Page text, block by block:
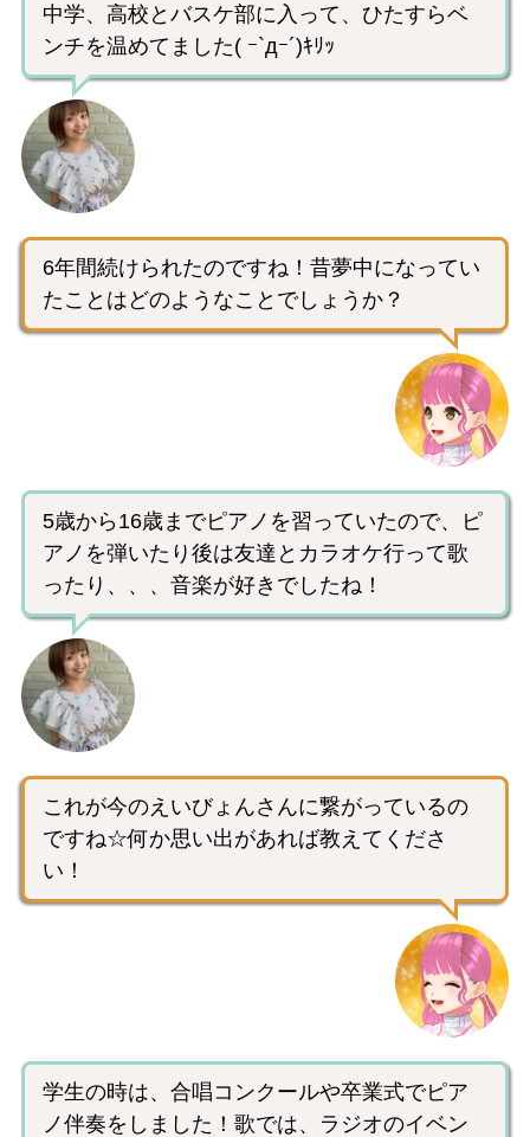
中学、高校とバスケ部に入って、ひたすらベ
ンチを温めてました( ｰ`дｰ´)ｷﾘｯ
6年間続けられたのですね！昔夢中になってい
たことはどのようなことでしょうか？
5歳から16歳までピアノを習っていたので、ピ
アノを弾いたり後は友達とカラオケ行って歌
ったり、、、音楽が好きでしたね！
これが今のえいびょんさんに繋がっているの
ですね☆何か思い出があれば教えてくださ
い！
学生の時は、合唱コンクールや卒業式でピア
ノ伴奏をしました！歌では、ラジオのイベン